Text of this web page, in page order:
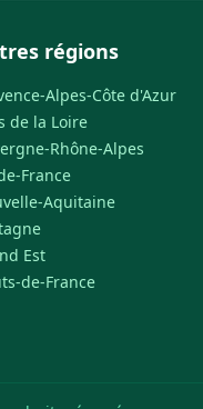
régions
Alpes-Côte d'Azur
de la Loire
Rhône-Alpes
France
Aquitaine
Est
de-France